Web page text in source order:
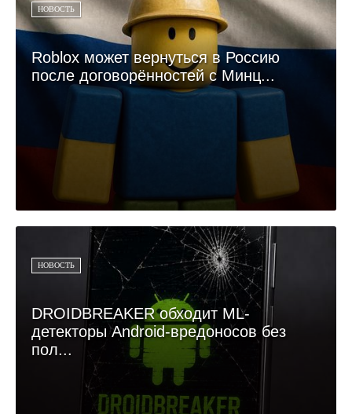
НОВОСТЬ
Roblox может вернуться в Россию
после договорённостей с Минц...
НОВОСТЬ
DROIDBREAKER обходит ML-
детекторы Android-вредоносов без
пол...